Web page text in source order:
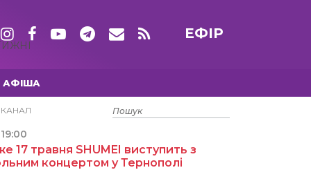
ЕФІР
АФІША
15 ТРАВНЯ
19:00
17 травня SHUMEI виступить з
концертом у Тернополі